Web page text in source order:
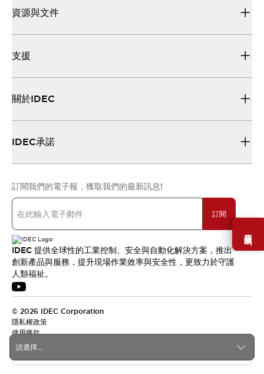
需要幫助嗎？
請選擇...
資源與文件
支援
關於IDEC
IDEC承諾
訂閱我們的電子報，獲取我們的最新訊息!
訂閱
IDEC 提供全球性的工業控制、安全與自動化解決方案，推出
創新產品與服務，提升現場作業效率與安全性，更致力於守護
人類福祉。
© 2026 IDEC Corporation
隱私權政策
使用條款
台灣